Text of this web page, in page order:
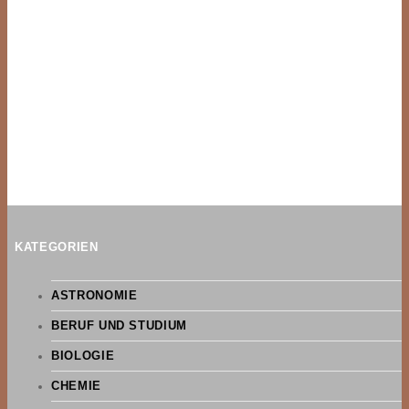
KATEGORIEN
ASTRONOMIE
BERUF UND STUDIUM
BIOLOGIE
CHEMIE